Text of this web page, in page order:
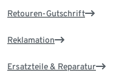
Retouren-Gutschrift
Reklamation
Ersatzteile & Reparatur